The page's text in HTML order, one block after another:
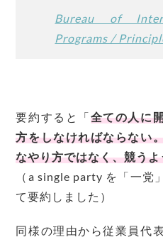
Bureau of
Programs /
要約すると「全ての人に
方をしなければならない
なやり方ではなく、競う
（a single party を「一党
て要約しました）
同様の理由から従業員代